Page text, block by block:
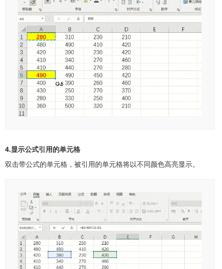
4.显示公式引用的单元格
双击带公式的单元格，被引用的单元格将以不同颜色高亮显示。